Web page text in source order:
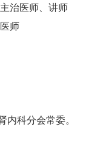
治医师、讲师
师
内科分会常委。